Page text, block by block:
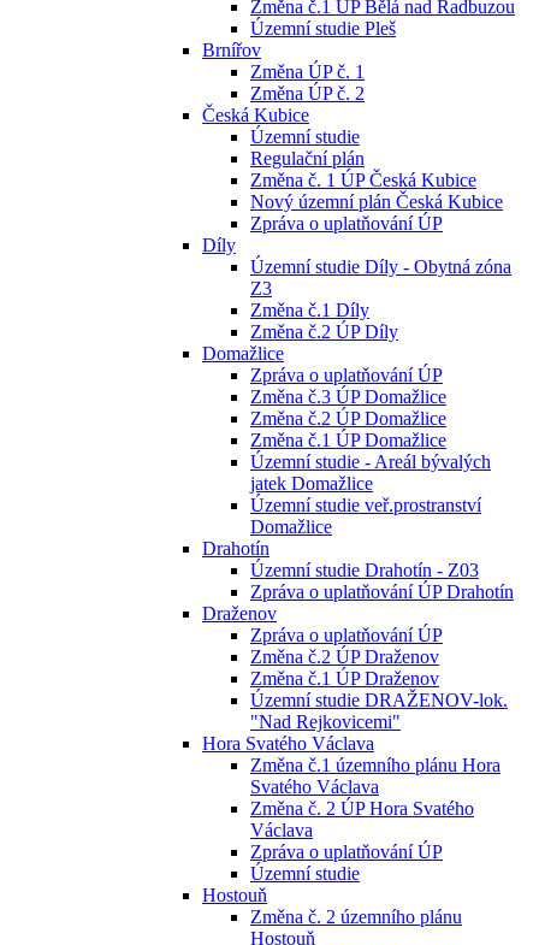
Změna č.1 ÚP Bělá nad Radbuzou
Územní studie Pleš
Brnířov
Změna ÚP č. 1
Změna ÚP č. 2
Česká Kubice
Územní studie
Regulační plán
Změna č. 1 ÚP Česká Kubice
Nový územní plán Česká Kubice
Zpráva o uplatňování ÚP
Díly
Územní studie Díly - Obytná zóna
Z3
Změna č.1 Díly
Změna č.2 ÚP Díly
Domažlice
Zpráva o uplatňování ÚP
Změna č.3 ÚP Domažlice
Změna č.2 ÚP Domažlice
Změna č.1 ÚP Domažlice
Územní studie - Areál bývalých
jatek Domažlice
Územní studie veř.prostranství
Domažlice
Drahotín
Územní studie Drahotín - Z03
Zpráva o uplatňování ÚP Drahotín
Draženov
Zpráva o uplatňování ÚP
Změna č.2 ÚP Draženov
Změna č.1 ÚP Draženov
Územní studie DRAŽENOV-lok.
"Nad Rejkovicemi"
Hora Svatého Václava
Změna č.1 územního plánu Hora
Svatého Václava
Změna č. 2 ÚP Hora Svatého
Václava
Zpráva o uplatňování ÚP
Územní studie
Hostouň
Změna č. 2 územního plánu
Hostouň